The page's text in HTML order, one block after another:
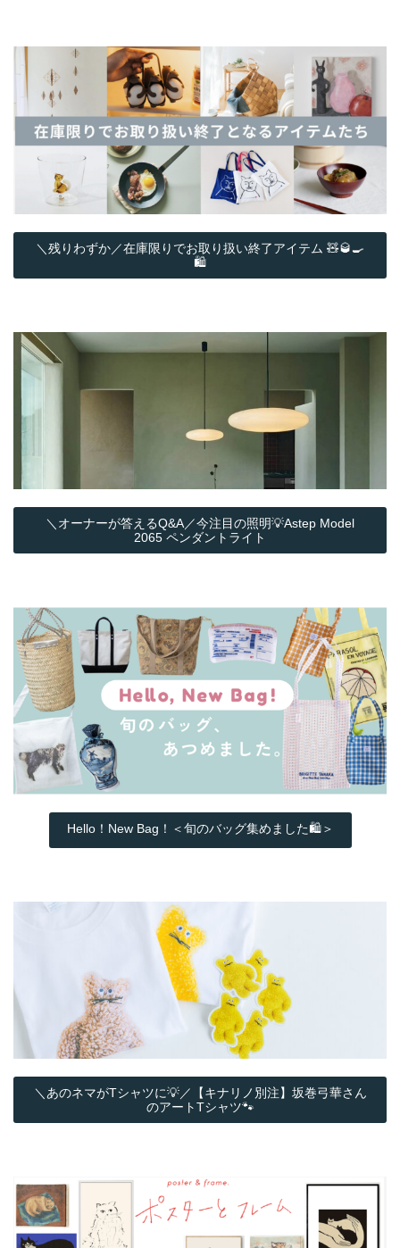
＼残りわずか／在庫限りでお取り扱い終了アイテム 🧸🥃🍳
🛍️
＼オーナーが答えるQ&A／今注目の照明💡Astep Model
2065 ペンダントライト
Hello！New Bag！＜旬のバッグ集めました🛍️＞
＼あのネマがTシャツに💡／【キナリノ別注】坂巻弓華さん
のアートTシャツ🐾